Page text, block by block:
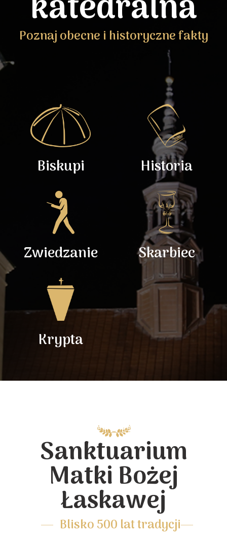
Poznaj obecne i historyczne fakty
Biskupi Historia
Zwiedzanie Skarbiec
Krypta
Sanktuarium
Matki Bożej
Łaskawej
Blisko 500 lat tradycji